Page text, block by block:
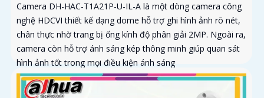
Camera DH-HAC-T1A21P-U-IL-A là một dòng camera công
nghệ HDCVI thiết kế dạng dome hỗ trợ ghi hình ảnh rõ nét,
chân thực nhờ trang bị ống kính độ phân giải 2MP. Ngoài ra,
camera còn hỗ trợ ánh sáng kép thông minh giúp quan sát
hình ảnh tốt trong mọi điều kiện ánh sáng